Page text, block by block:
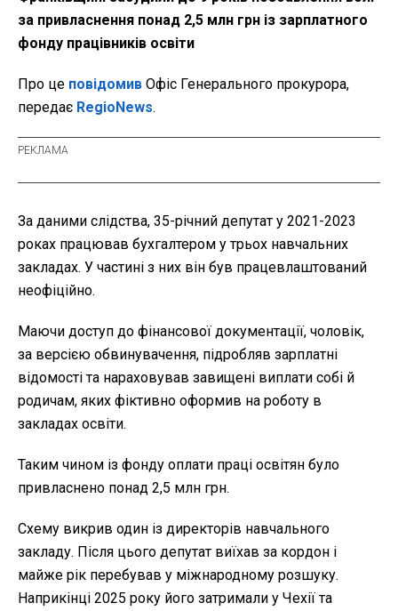
за привласнення понад 2,5 млн грн із зарплатного
фонду працівників освіти
Про це повідомив Офіс Генерального прокурора,
передає RegioNews.
За даними слідства, 35-річний депутат у 2021-2023
роках працював бухгалтером у трьох навчальних
закладах. У частині з них він був працевлаштований
неофіційно.
Маючи доступ до фінансової документації, чоловік,
за версією обвинувачення, підробляв зарплатні
відомості та нараховував завищені виплати собі й
родичам, яких фіктивно оформив на роботу в
закладах освіти.
Таким чином із фонду оплати праці освітян було
привласнено понад 2,5 млн грн.
Схему викрив один із директорів навчального
закладу. Після цього депутат виїхав за кордон і
майже рік перебував у міжнародному розшуку.
Наприкінці 2025 року його затримали у Чехії та